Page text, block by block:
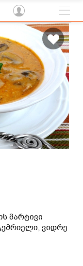
მარტივი
ვიდრე